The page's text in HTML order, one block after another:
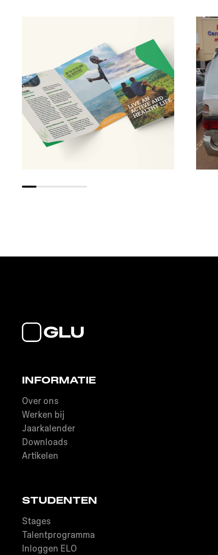
INFORMATIE
Over ons
Werken bij
Jaarkalender
Downloads
Artikelen
STUDENTEN
Stages
Talentprogramma
Inloggen ELO